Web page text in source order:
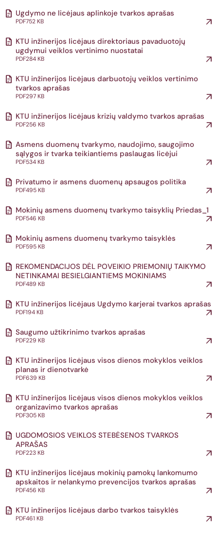
Ugdymo ne licėjaus aplinkoje tvarkos aprašas
PDF752 KB
KTU inžinerijos licėjaus direktoriaus pavaduotojų
ugdymui veiklos vertinimo nuostatai
PDF284 KB
KTU inžinerijos licėjaus darbuotojų veiklos vertinimo
tvarkos aprašas
PDF297 KB
KTU inžinerijos licėjaus krizių valdymo tvarkos aprašas
PDF256 KB
Asmens duomenų tvarkymo, naudojimo, saugojimo
sąlygos ir tvarka teikiantiems paslaugas licėjui
PDF534 KB
Privatumo ir asmens duomenų apsaugos politika
PDF495 KB
Mokinių asmens duomenų tvarkymo taisyklių Priedas_1
PDF546 KB
Mokinių asmens duomenų tvarkymo taisyklės
PDF595 KB
REKOMENDACIJOS DĖL POVEIKIO PRIEMONIŲ TAIKYMO
NETINKAMAI BESIELGIANTIEMS MOKINIAMS
PDF489 KB
KTU inžinerijos licėjaus Ugdymo karjerai tvarkos aprašas
PDF194 KB
Saugumo užtikrinimo tvarkos aprašas
PDF229 KB
KTU inžinerijos licėjaus visos dienos mokyklos veiklos
planas ir dienotvarkė
PDF639 KB
KTU inžinerijos licėjaus visos dienos mokyklos veiklos
organizavimo tvarkos aprašas
PDF305 KB
UGDOMOSIOS VEIKLOS STEBĖSENOS TVARKOS
APRAŠAS
PDF223 KB
KTU inžinerijos licėjaus mokinių pamokų lankomumo
apskaitos ir nelankymo prevencijos tvarkos aprašas
PDF456 KB
KTU inžinerijos licėjaus darbo tvarkos taisyklės
PDF461 KB